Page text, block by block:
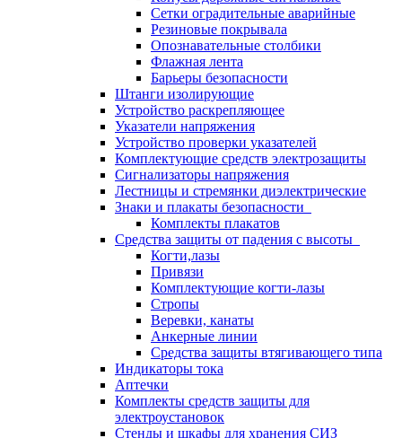
Сетки оградительные аварийные
Резиновые покрывала
Опознавательные столбики
Флажная лента
Барьеры безопасности
Штанги изолирующие
Устройство раскрепляющее
Указатели напряжения
Устройство проверки указателей
Комплектующие средств электрозащиты
Сигнализаторы напряжения
Лестницы и стремянки диэлектрические
Знаки и плакаты безопасности
Комплекты плакатов
Средства защиты от падения с высоты
Когти,лазы
Привязи
Комплектующие когти-лазы
Стропы
Веревки, канаты
Анкерные линии
Средства защиты втягивающего типа
Индикаторы тока
Аптечки
Комплекты средств защиты для
электроустановок
Стенды и шкафы для хранения СИЗ